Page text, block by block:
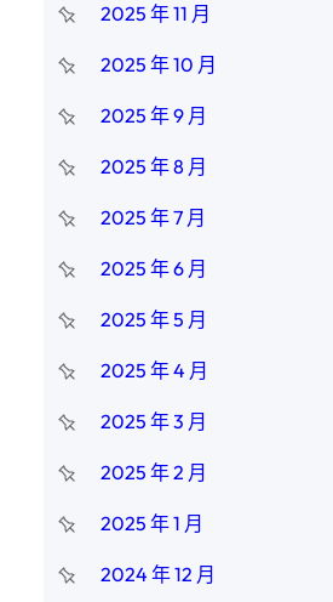
2025 年 11 月
2025 年 10 月
2025 年 9 月
2025 年 8 月
2025 年 7 月
2025 年 6 月
2025 年 5 月
2025 年 4 月
2025 年 3 月
2025 年 2 月
2025 年 1 月
2024 年 12 月